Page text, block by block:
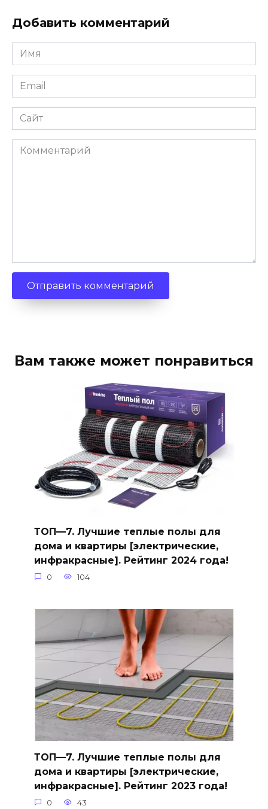
Добавить комментарий
Имя
Email
Сайт
Комментарий
Вам также может понравиться
ТОП—7. Лучшие теплые полы для
дома и квартиры [электрические,
инфракрасные]. Рейтинг 2024 года!
0 104
ТОП—7. Лучшие теплые полы для
дома и квартиры [электрические,
инфракрасные]. Рейтинг 2023 года!
0 43